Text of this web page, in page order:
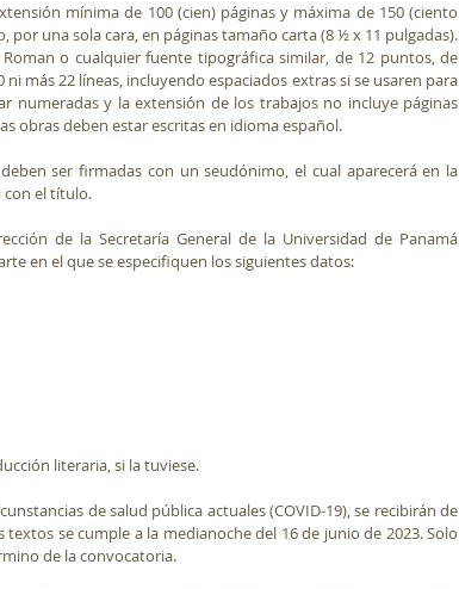
mínima de 100 (cien) páginas y máxima de 150 (ciento
por una sola cara, en páginas tamaño carta (8 ½ x 11 pulgadas).
o cualquier fuente tipográfica similar, de 12 puntos, de
más 22 líneas, incluyendo espaciados extras si se usaren para
numeradas y la extensión de los trabajos no incluye páginas
obras deben estar escritas en idioma español.
ser firmadas con un seudónimo, el cual aparecerá en la
con el título.
en el que se especifiquen los siguientes datos:
literaria, si la tuviese.
de salud pública actuales (COVID-19), se recibirán de
se cumple a la medianoche del 16 de junio de 2023. Solo
de la convocatoria.